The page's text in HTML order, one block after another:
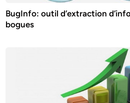
BugInfo: outil d’extraction
bogues